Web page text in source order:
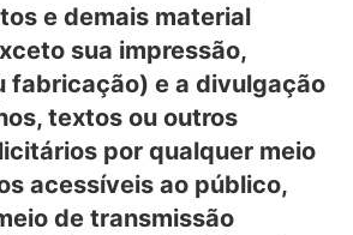
e demais material
sua impressão,
fabricação) e a divulgação
textos ou outros
por qualquer meio
acessíveis ao público,
de transmissão